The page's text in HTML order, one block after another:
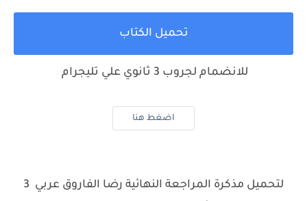
تحميل الكتاب
للانضمام لجروب 3 ثانوي علي تليجرام
اضغط هنا
لتحميل مذكرة المراجعة النهائية رضا الفاروق عربي 3